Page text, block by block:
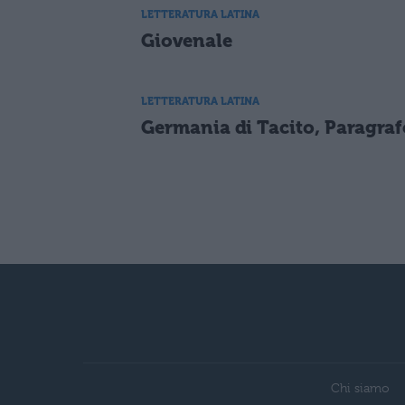
LETTERATURA LATINA
Giovenale
LETTERATURA LATINA
Germania di Tacito,
Chi siamo